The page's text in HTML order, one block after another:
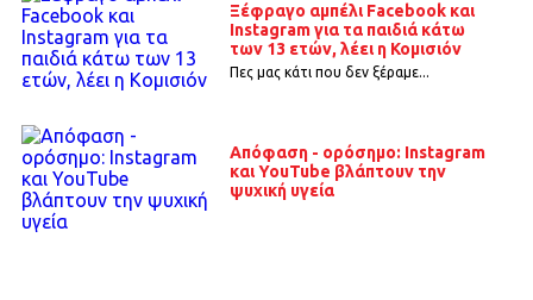
Ξέφραγο αμπέλι Facebook και
Instagram για τα παιδιά κάτω
των 13 ετών, λέει η Κομισιόν
Πες μας κάτι που δεν ξέραμε...
Απόφαση - ορόσημο: Instagram
και YouTube βλάπτουν την
ψυχική υγεία